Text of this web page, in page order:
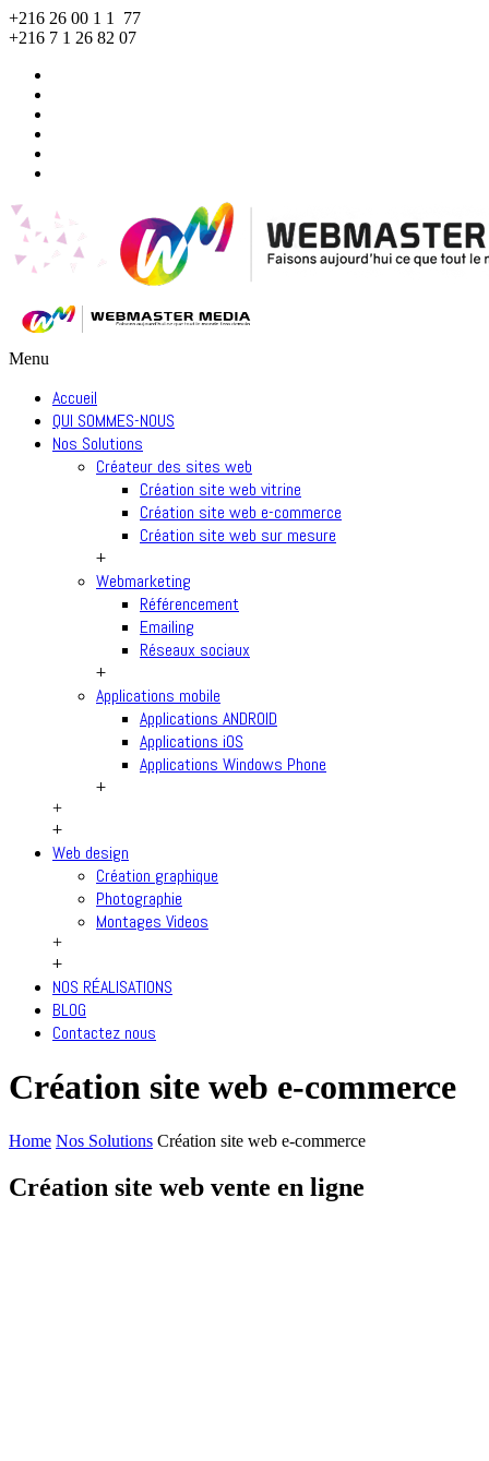
+216 26 00 1 1 77
+216 7 1 26 82 07
Menu
Accueil
QUI SOMMES-NOUS
Nos Solutions
Créateur des sites web
Création site web vitrine
Création site web e-commerce
Création site web sur mesure
+
Webmarketing
Référencement
Emailing
Réseaux sociaux
+
Applications mobile
Applications ANDROID
Applications iOS
Applications Windows Phone
+
+
+
Web design
Création graphique
Photographie
Montages Videos
+
+
NOS RÉALISATIONS
BLOG
Contactez nous
Création site web e-commerce
Home Nos Solutions Création site web e-commerce
Création site web vente en ligne